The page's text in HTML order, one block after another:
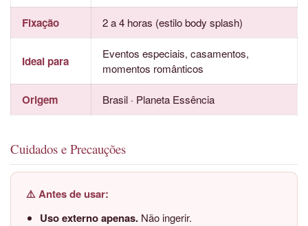
Fixação 2 a 4 horas (estilo body splash)
Ideal para
Eventos especiais, casamentos,
momentos românticos
Origem Brasil · Planeta Essência
Cuidados e Precauções
⚠️ Antes de usar:
Uso externo apenas.Não ingerir.